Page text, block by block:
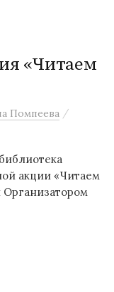
«Читаем
Помпеева /
акции «Читаем